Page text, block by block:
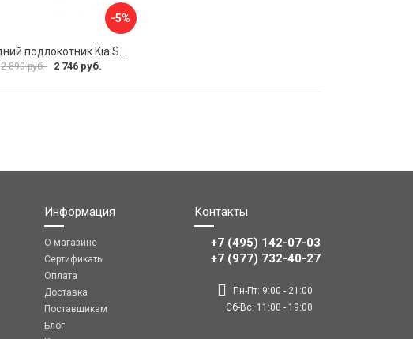
-5%
2 890 руб. 2 746 руб.
Информация
О магазине
Сертификаты
Оплата
Доставка
Поставщикам
Блог
Контакты
+7 (495) 142-07-03
‎‎+7 (977) 732-40-27
Пн-Пт: 9:00 - 21:00
Сб-Вс: 11:00 - 19:00